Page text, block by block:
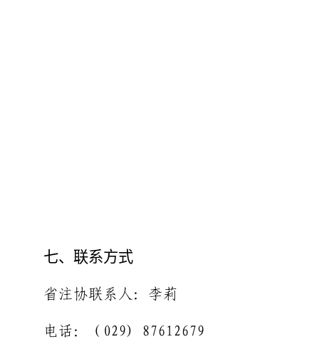
七、联系方式
省注协联系人：李莉
电话：（ 029) 87612679